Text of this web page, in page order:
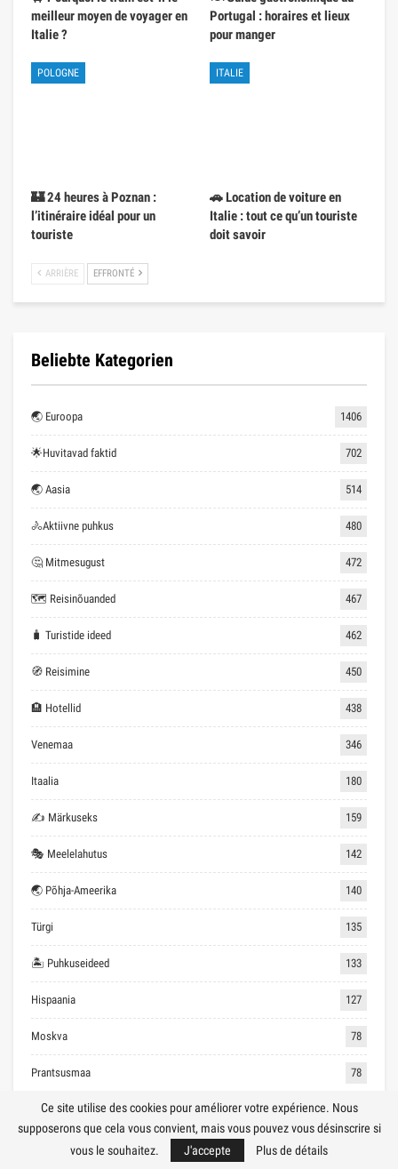
meilleur moyen de voyager en
Italie ?
Portugal : horaires et lieux
pour manger
POLOGNE
🏰 24 heures à Poznan :
l’itinéraire idéal pour un
touriste
ITALIE
🚗 Location de voiture en
Italie : tout ce qu’un touriste
doit savoir
ARRIÈRE EFFRONTÉ
Beliebte Kategorien
🌏 Euroopa 1406
🌟Huvitavad faktid 702
🌏 Aasia 514
🚴Aktiivne puhkus 480
🤔 Mitmesugust 472
🗺 Reisinõuanded 467
🧳 Turistide ideed 462
🧭 Reisimine 450
🏨 Hotellid 438
Venemaa 346
Itaalia 180
✍ Märkuseks 159
🎭 Meelelahutus 142
🌏 Põhja-Ameerika 140
Türgi 135
🏝 Puhkuseideed 133
Hispaania 127
Moskva 78
Prantsusmaa 78
Saksamaa 69
🏖 Soodne puhkus
Ce site utilise des cookies pour améliorer votre expérience. Nous
supposerons que cela vous convient, mais vous pouvez vous désinscrire si
vous le souhaitez.
J'accepte Plus de détails